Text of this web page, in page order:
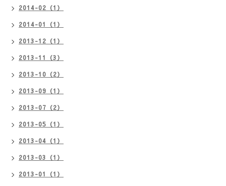
2014-02（1）
2014-01（1）
2013-12（1）
2013-11（3）
2013-10（2）
2013-09（1）
2013-07（2）
2013-05（1）
2013-04（1）
2013-03（1）
2013-01（1）